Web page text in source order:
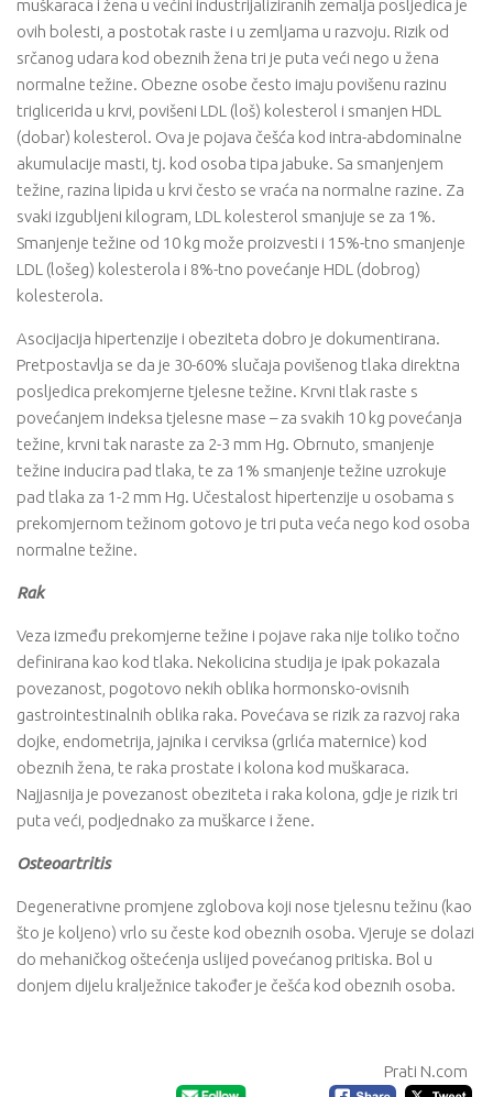
muškaraca i žena u većini industrijaliziranih zemalja posljedica je
ovih bolesti, a postotak raste i u zemljama u razvoju. Rizik od
srčanog udara kod obeznih žena tri je puta veći nego u žena
normalne težine. Obezne osobe često imaju povišenu razinu
triglicerida u krvi, povišeni LDL (loš) kolesterol i smanjen HDL
(dobar) kolesterol. Ova je pojava češća kod intra-abdominalne
akumulacije masti, tj. kod osoba tipa jabuke. Sa smanjenjem
težine, razina lipida u krvi često se vraća na normalne razine. Za
svaki izgubljeni kilogram, LDL kolesterol smanjuje se za 1%.
Smanjenje težine od 10 kg može proizvesti i 15%-tno smanjenje
LDL (lošeg) kolesterola i 8%-tno povećanje HDL (dobrog)
kolesterola.
Asocijacija hipertenzije i obeziteta dobro je dokumentirana.
Pretpostavlja se da je 30-60% slučaja povišenog tlaka direktna
posljedica prekomjerne tjelesne težine. Krvni tlak raste s
povećanjem indeksa tjelesne mase – za svakih 10 kg povećanja
težine, krvni tak naraste za 2-3 mm Hg. Obrnuto, smanjenje
težine inducira pad tlaka, te za 1% smanjenje težine uzrokuje
pad tlaka za 1-2 mm Hg. Učestalost hipertenzije u osobama s
prekomjernom težinom gotovo je tri puta veća nego kod osoba
normalne težine.
Rak
Veza između prekomjerne težine i pojave raka nije toliko točno
definirana kao kod tlaka. Nekolicina studija je ipak pokazala
povezanost, pogotovo nekih oblika hormonsko-ovisnih
gastrointestinalnih oblika raka. Povećava se rizik za razvoj raka
dojke, endometrija, jajnika i cerviksa (grlića maternice) kod
obeznih žena, te raka prostate i kolona kod muškaraca.
Najjasnija je povezanost obeziteta i raka kolona, gdje je rizik tri
puta veći, podjednako za muškarce i žene.
Osteoartritis
Degenerativne promjene zglobova koji nose tjelesnu težinu (kao
što je koljeno) vrlo su česte kod obeznih osoba. Vjeruje se dolazi
do mehaničkog oštećenja uslijed povećanog pritiska. Bol u
donjem dijelu kralježnice također je češća kod obeznih osoba.
Prati N.com